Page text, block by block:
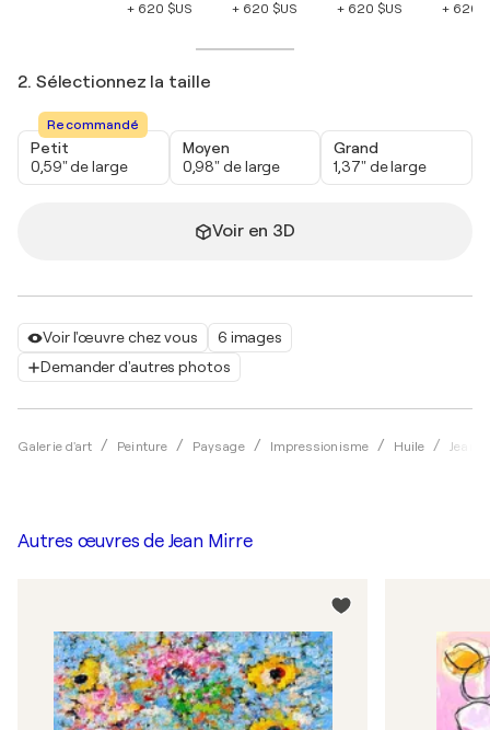
Voir l'œuvre chez vous
6 images
Demander d'autres photos
Galerie d'art Peinture Paysage Impressionisme Huile Jean
+ 620 $US
+ 620 $US
+ 620 $US
+ 620
2. Sélectionnez la taille
Recommandé
Petit
0,59" de large
Moyen
0,98" de large
Grand
1,37" de large
Voir en 3D
Autres œuvres de Jean Mirre